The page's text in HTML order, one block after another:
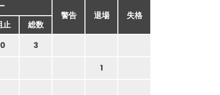
警告
退場
失格
止
総数
0
3
1